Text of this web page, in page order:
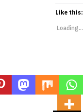
Like this:
Loading...